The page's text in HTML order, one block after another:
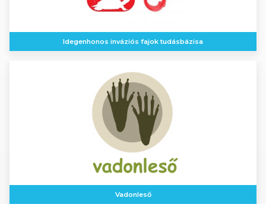
Idegenhonos inváziós fajok tudásbázisa
Vadonleső